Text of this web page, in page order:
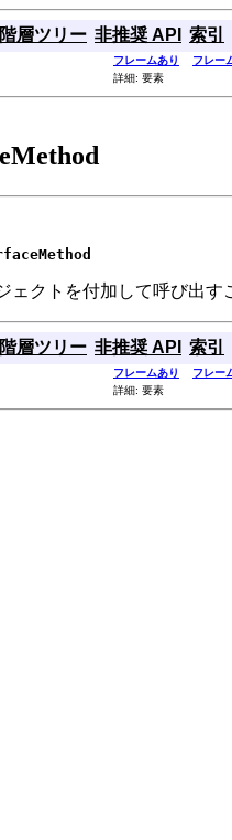
階層ツリー 非推奨 API 索引
フレームあり
フレー
詳細: 要素
ェクトを付加して呼び出
階層ツリー 非推奨 API 索引
フレームあり
フレー
詳細: 要素